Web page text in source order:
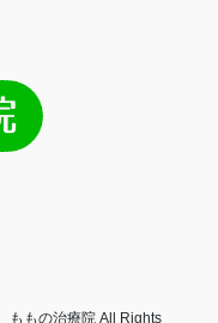
もの治療院 All Rights